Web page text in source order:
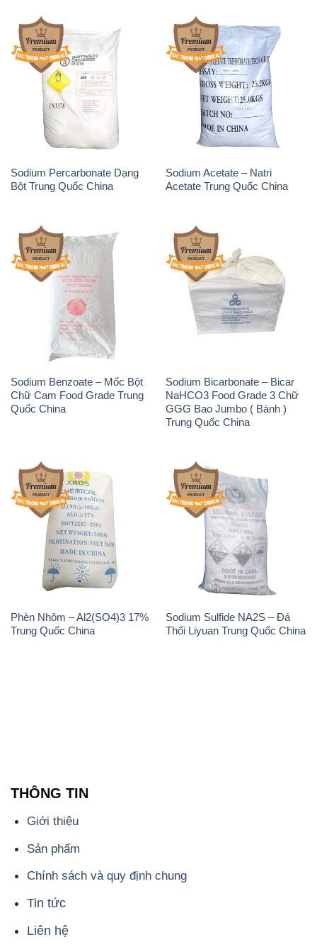
Sodium Percarbonate Dạng
Bột Trung Quốc China
Sodium Acetate – Natri
Acetate Trung Quốc China
Sodium Benzoate – Mốc Bột
Chữ Cam Food Grade Trung
Quốc China
Sodium Bicarbonate – Bicar
NaHCO3 Food Grade 3 Chữ
GGG Bao Jumbo ( Bành )
Trung Quốc China
Phèn Nhôm – Al2(SO4)3 17%
Trung Quốc China
Sodium Sulfide NA2S – Đá
Thối Liyuan Trung Quốc China
THÔNG TIN
Giới thiệu
Sản phẩm
Chính sách và quy định chung
Tin tức
Liên hệ